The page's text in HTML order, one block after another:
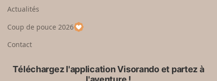
u
p
a
Actualités
Coup de pouce 2026
Contact
Téléchargez l'application Visorando et partez à